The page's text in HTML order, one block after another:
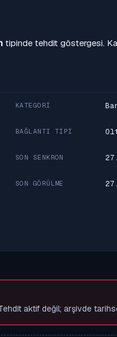
tipinde tehdit göstergesi.
KATEGORI
BAĞLANTI TIPI
SON SENKRON
SON GÖRÜLME
aktif değil; arşivde